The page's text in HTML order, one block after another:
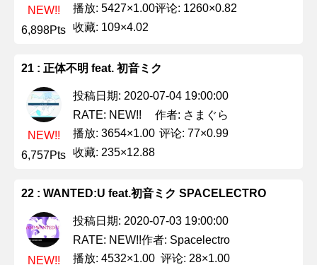
NEW!!
6,898Pts
播放: 5427×1.00评论: 1260×0.82
收藏: 109×4.02
21 : 正体不明 feat. 初音ミク
NEW!!
6,757Pts
投稿日期: 2020-07-04 19:00:00
RATE: NEW!!
作者: さまぐら
播放: 3654×1.00 评论: 77×0.99
收藏: 235×12.88
22 : WANTED:U feat.初音ミク SPACELECTRO
NEW!!
投稿日期: 2020-07-03 19:00:00
RATE: NEW!!作者: Spacelectro
播放: 4532×1.00 评论: 28×1.00